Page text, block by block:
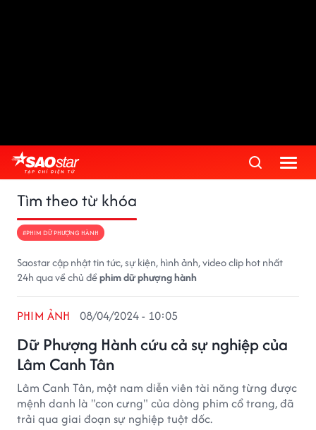
Tìm theo từ khóa
#PHIM DỮ PHƯỢNG HÀNH
Saostar cập nhật tin tức, sự kiện, hình ảnh, video clip hot nhất
24h qua về chủ đềphim dữ phượng hành
Dữ Phượng Hành cứu cả sự nghiệp của
Lâm Canh Tân
PHIM ẢNH 08/04/2024 - 10:05
Lâm Canh Tân, một nam diễn viên tài năng từng được
mệnh danh là "con cưng" của dòng phim cổ trang, đã
trải qua giai đoạn sự nghiệp tuột dốc.